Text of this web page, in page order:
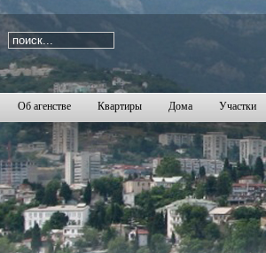
Об агенстве Квартиры Дома Участки